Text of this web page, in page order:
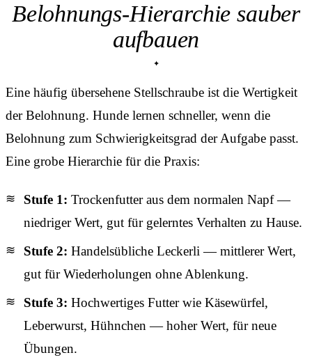
Belohnungs-Hierarchie sauber
aufbauen
Eine häufig übersehene Stellschraube ist die Wertigkeit
der Belohnung. Hunde lernen schneller, wenn die
Belohnung zum Schwierigkeitsgrad der Aufgabe passt.
Eine grobe Hierarchie für die Praxis:
Stufe 1: Trockenfutter aus dem normalen Napf —
niedriger Wert, gut für gelerntes Verhalten zu Hause.
Stufe 2: Handelsübliche Leckerli — mittlerer Wert,
gut für Wiederholungen ohne Ablenkung.
Stufe 3: Hochwertiges Futter wie Käsewürfel,
Leberwurst, Hühnchen — hoher Wert, für neue
Übungen.